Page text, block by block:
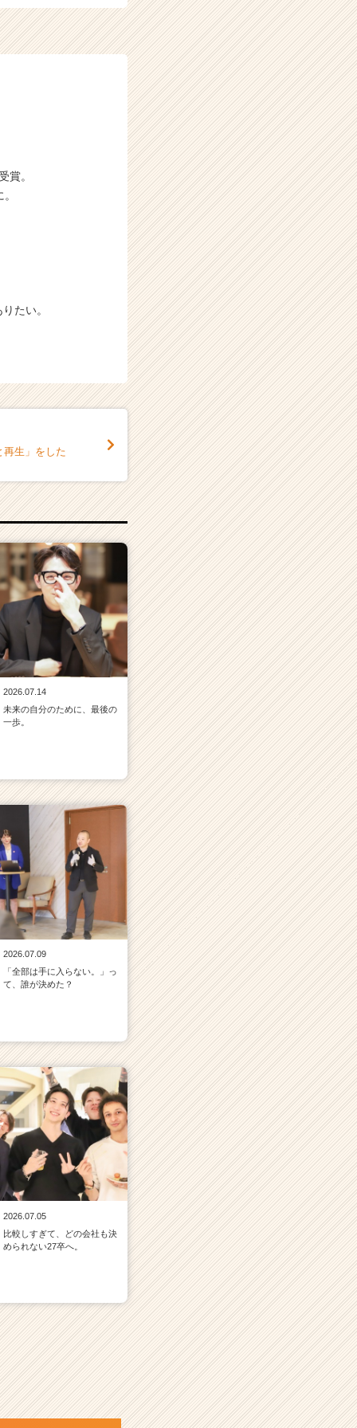
賞。
たい。
再生」をした
2026.07.14
未来の自分のために、最後の
一歩。
2026.07.09
「全部は手に入らない。」っ
て、誰が決めた？
2026.07.05
比較しすぎて、どの会社も決
められない27卒へ。